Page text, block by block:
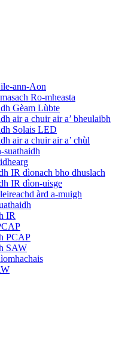
ann-Aon
Ro-mheasta
Gèam Lùbte
air a chuir air a’ bheulaibh
Solais LED
air a chuir air a’ chùl
suathaidh
IR dìonach bho dhuslach
IR dìon-uisge
àrd a-muigh
IR
PCAP
SAW